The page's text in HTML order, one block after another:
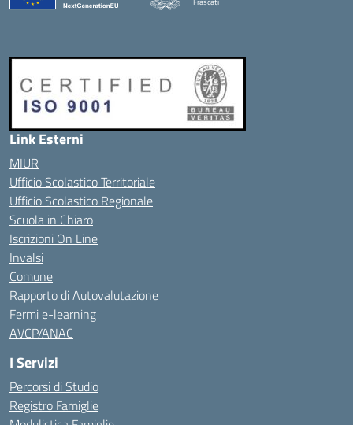
Link Esterni
MIUR
Ufficio Scolastico Territoriale
Ufficio Scolastico Regionale
Scuola in Chiaro
Iscrizioni On Line
Invalsi
Comune
Rapporto di Autovalutazione
Fermi e-learning
AVCP/ANAC
I Servizi
Percorsi di Studio
Registro Famiglie